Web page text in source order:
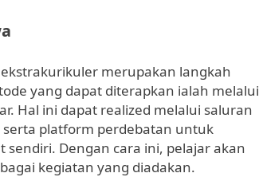
merupakan langkah
yang dapat diterapkan ialah melalui
Hal ini dapat realized melalui saluran
serta platform perdebatan untuk
Dengan cara ini, pelajar akan
kegiatan yang diadakan.